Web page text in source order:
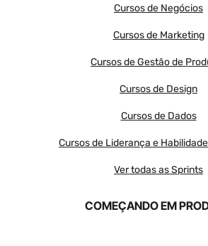
Cursos de Negócios
Cursos de Marketing
Cursos de Gestão de
Cursos de Design
Cursos de Dados
Cursos de Liderança e
Ver todas as Sprints
COMEÇANDO EM